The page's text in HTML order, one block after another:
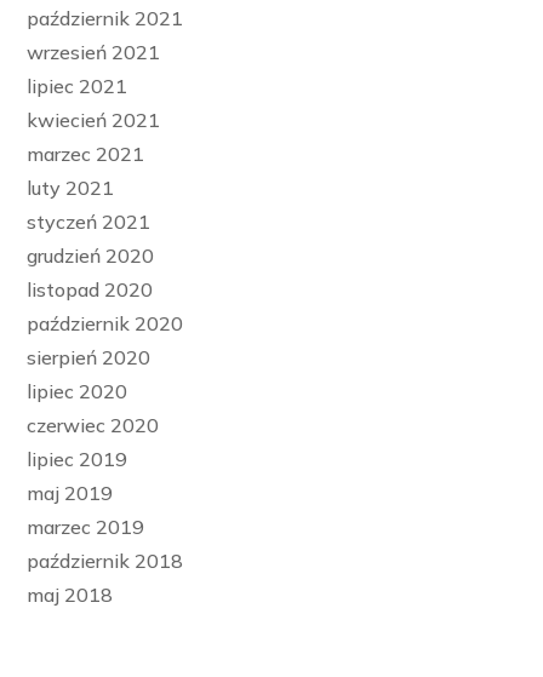
październik 2021
wrzesień 2021
lipiec 2021
kwiecień 2021
marzec 2021
luty 2021
styczeń 2021
grudzień 2020
listopad 2020
październik 2020
sierpień 2020
lipiec 2020
czerwiec 2020
lipiec 2019
maj 2019
marzec 2019
październik 2018
maj 2018